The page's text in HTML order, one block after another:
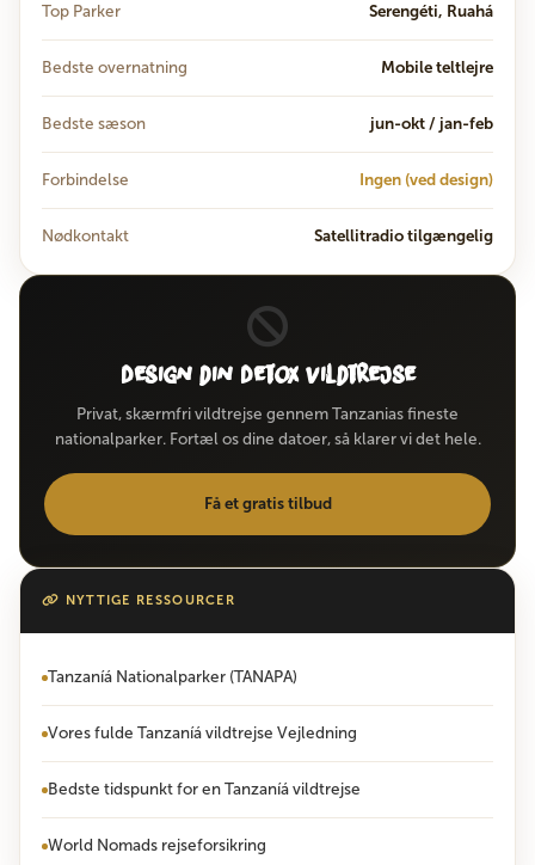
Top Parker Serengéti, Ruahá
Bedste overnatning Mobile teltlejre
Bedste sæson jun-okt / jan-feb
Forbindelse Ingen (ved design)
Nødkontakt Satellitradio tilgængelig
Design din Detox vildtrejse
Privat, skærmfri vildtrejse gennem Tanzanias fineste
nationalparker. Fortæl os dine datoer, så klarer vi det hele.
Få et gratis tilbud
NYTTIGE RESSOURCER
Tanzaníá Nationalparker (TANAPA)
Vores fulde Tanzaníá vildtrejse Vejledning
Bedste tidspunkt for en Tanzaníá vildtrejse
World Nomads rejseforsikring